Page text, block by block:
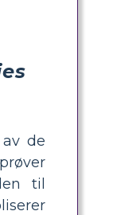
de
til